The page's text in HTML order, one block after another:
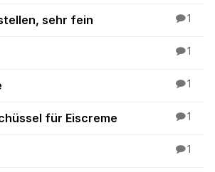
sehr fein 1
1
1
für Eiscreme 1
1